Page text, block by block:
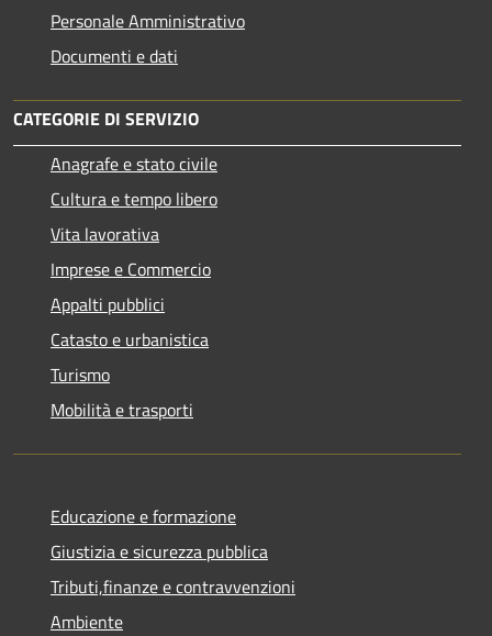
Personale Amministrativo
Documenti e dati
CATEGORIE DI SERVIZIO
Anagrafe e stato civile
Cultura e tempo libero
Vita lavorativa
Imprese e Commercio
Appalti pubblici
Catasto e urbanistica
Turismo
Mobilità e trasporti
Educazione e formazione
Giustizia e sicurezza pubblica
Tributi,finanze e contravvenzioni
Ambiente